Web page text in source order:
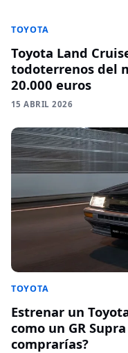
TOYOTA
Toyota Land
todoterrenos del
20.000 euros
15 ABRIL 2026
TOYOTA
Estrenar un
como un GR
comprarías?